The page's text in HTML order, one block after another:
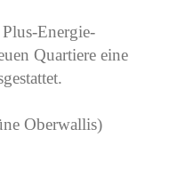
Energie-
Quartiere eine
Oberwallis)